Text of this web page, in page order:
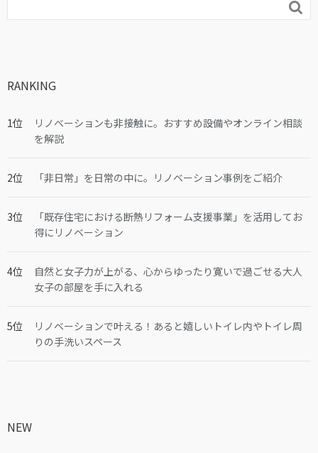

RANKING
リノベーションも非接触に。おすすめ設備やオンライン相談
を解説
「非日常」を日常の中に。リノベーション事例をご紹介
「既存住宅における断熱リフォーム支援事業」を活用してお
得にリノベーション
自然と女子力が上がる、心からゆったり寛いで過ごせる大人
女子の部屋を手に入れる
リノベーションで叶える！あると嬉しいトイレ内やトイレ周
りの手洗いスペース
NEW